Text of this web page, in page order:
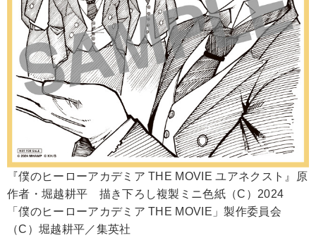
『僕のヒーローアカデミア THE MOVIE ユアネクスト』原
作者・堀越耕平 描き下ろし複製ミニ色紙（C）2024
「僕のヒーローアカデミア THE MOVIE」製作委員会
（C）堀越耕平／集英社